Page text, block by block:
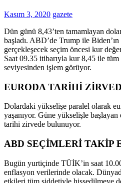
Kasım 3, 2020 gazete
Dün günü 8,43’ten tamamlayan
başladı. ABD’de Trump ile Biden’ın
gerçekleşecek seçim öncesi kur
Saat 09.35 itibarıyla kur 8,45 ile tüm
seviyesinden işlem görüyor.
EURODA TARİHİ
Dolardaki yükselişe paralel olarak
yaşanıyor. Güne yükselişle
tarihi zirvede bulunuyor.
ABD SEÇİMLERİ TAKİP
Bugün yurtiçinde TÜİK’in saat
enflasyon verilerinde olacak.
etkileri tüm şiddetiyle hissedilmeye